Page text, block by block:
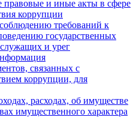
и иные акты в сфере
коррупции
требований к
государственных
и урег
связанных с
коррупции, для
расходах, об имуществе
имущественного характера